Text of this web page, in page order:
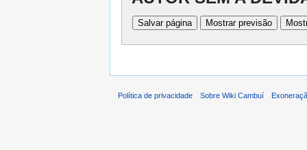
Política de privacidade Sobre Wiki Cambuí